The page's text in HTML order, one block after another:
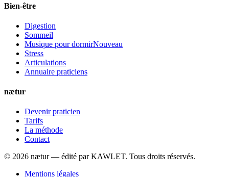
Bien-être
Digestion
Sommeil
Musique pour dormirNouveau
Stress
Articulations
Annuaire praticiens
nætur
Devenir praticien
Tarifs
La méthode
Contact
© 2026 nætur — édité par KAWLET. Tous droits réservés.
Mentions légales